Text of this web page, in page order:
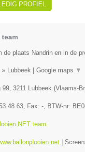
PROFIEL
team
de plaats Nandrin en in de
» Lubbeek Google maps ▼
99, 3211 Lubbeek (Vlaams-
48 63, Fax: -, BTW-nr:
team